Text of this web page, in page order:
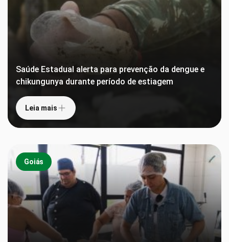
Saúde Estadual alerta para prevenção da dengue e
chikungunya durante período de estiagem
Leia mais
Goiás